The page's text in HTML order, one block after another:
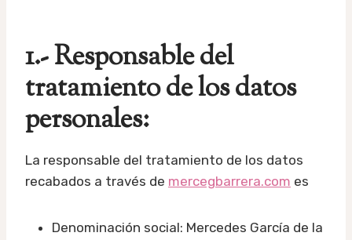
1.- Responsable del
tratamiento de los datos
personales:
La responsable del tratamiento de los datos
recabados a través de mercegbarrera.com es
Denominación social: Mercedes García de la